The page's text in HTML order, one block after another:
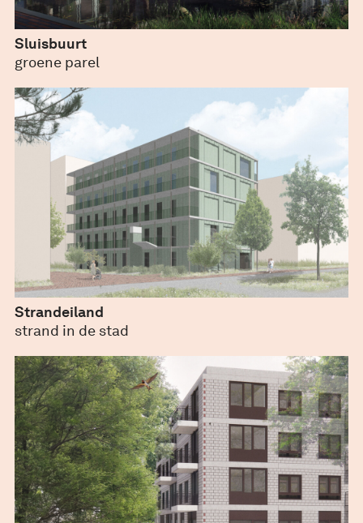
Sluisbuurt
juli 28, 2022
groene parel
Strandeiland
juli 12, 2023
strand in de stad